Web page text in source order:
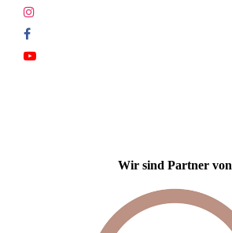
Wir sind Partner von